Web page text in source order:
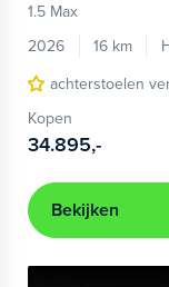
1.5 Max
2026
16 km
achterstoelen
Kopen
34.895,-
Bekijken